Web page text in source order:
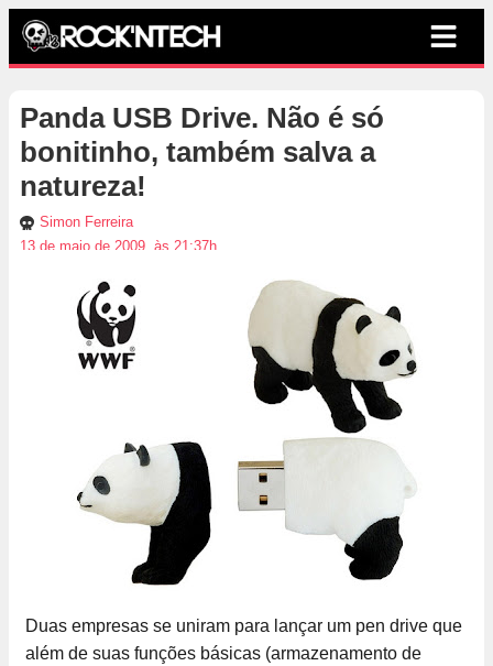
Panda USB Drive. Não é só
bonitinho, também salva a
natureza!
Simon Ferreira
13 de maio de 2009, às 21:37h
Duas empresas se uniram para lançar um pen drive que
além de suas funções básicas (armazenamento de